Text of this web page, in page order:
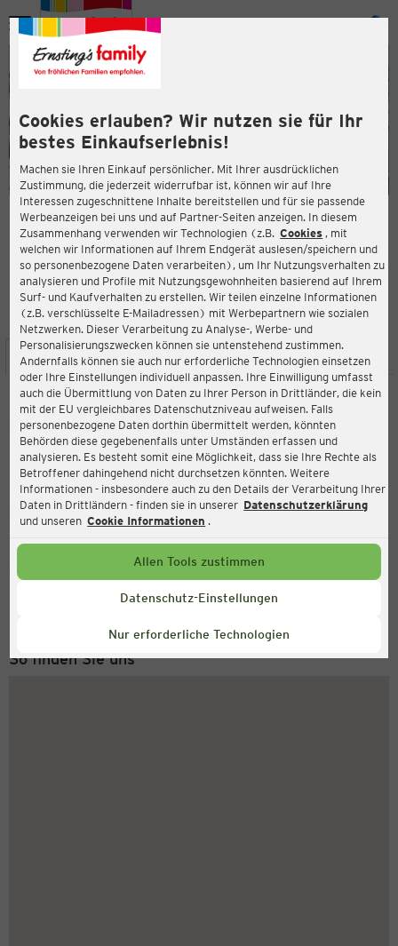
Cookies erlauben? Wir nutzen sie für Ihr
bestes Einkaufserlebnis!
Machen sie Ihren Einkauf persönlicher. Mit Ihrer ausdrücklichen
Zustimmung, die jederzeit widerrufbar ist, können wir auf Ihre
Interessen zugeschnittene Inhalte bereitstellen und für sie passende
Werbeanzeigen bei uns und auf Partner-Seiten anzeigen. In diesem
Zusammenhang verwenden wir Technologien (z.B. Cookies , mit
welchen wir Informationen auf Ihrem Endgerät auslesen/speichern und
so personenbezogene Daten verarbeiten), um Ihr Nutzungsverhalten zu
analysieren und Profile mit Nutzungsgewohnheiten basierend auf Ihrem
Surf- und Kaufverhalten zu erstellen. Wir teilen einzelne Informationen
(z.B. verschlüsselte E-Mailadressen) mit Werbepartnern wie sozialen
Netzwerken. Dieser Verarbeitung zu Analyse-, Werbe- und
Personalisierungszwecken können sie untenstehend zustimmen.
Andernfalls können sie auch nur erforderliche Technologien einsetzen
oder Ihre Einstellungen individuell anpassen. Ihre Einwilligung umfasst
auch die Übermittlung von Daten zu Ihrer Person in Drittländer, die kein
mit der EU vergleichbares Datenschutzniveau aufweisen. Falls
personenbezogene Daten dorthin übermittelt werden, könnten
Behörden diese gegebenenfalls unter Umständen erfassen und
analysieren. Es besteht somit eine Möglichkeit, dass sie Ihre Rechte als
Betroffener dahingehend nicht durchsetzen könnten. Weitere
Informationen - insbesondere auch zu den Details der Verarbeitung Ihrer
Daten in Drittländern - finden sie in unserer Datenschutzerklärung
und unseren Cookie Informationen .
Allen Tools zustimmen
Datenschutz-Einstellungen
Nur erforderliche Technologien
Menü
ERNSTING'S FAMILY FILIALE
Hohenzollernplatz 4
47167 Duisburg
4,0
Bewertung:
STANDORT SERVICES SORTIMENT AKTIONEN
Ernsting's family
Hohenzollernplatz 4, 47167 Duisburg
Aktuell:
Geschlossen
Service Hotline
+49 (0) 2546 / 98 999 98
So finden Sie uns